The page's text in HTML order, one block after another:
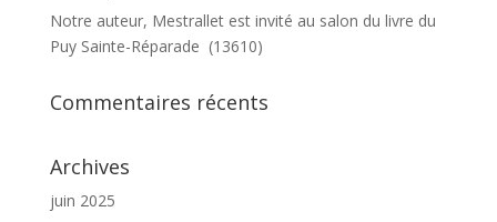
Notre auteur, Mestrallet est invité au salon du livre du
Puy Sainte-Réparade (13610)
Commentaires récents
Archives
juin 2025